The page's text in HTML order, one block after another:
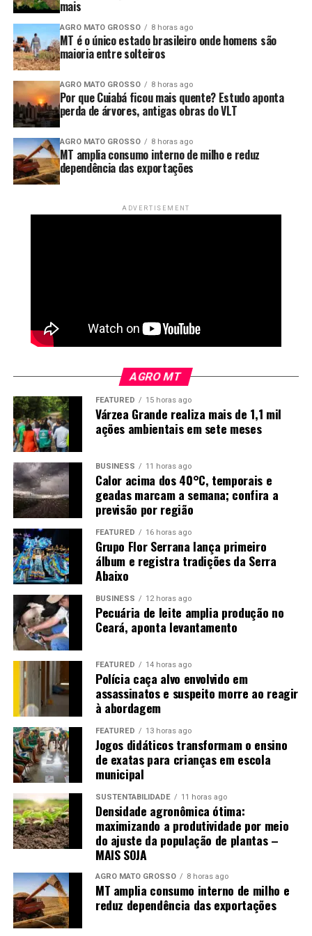
contramão da realidade nacional. A população brasileira
tem mais mulheres do que homens, resultado de uma
mortalidade masculina mais elevada ao longo da vida,
segundo especialistas ouvidos pelo programa.
das áreas verdes da sua
zona urbana,
principalmente em
decorrência de novos
loteamentos e obras de
infraestrutura”, disse.
🌳 Exemplos da perda de vegetação
Implantação do VLT
Cerca de 2,5 mil árvores foram retiradas ao longo do
sobre Trilhos (VLT), em Cuiabá e Várzea Grande. As
obras do modal foram interrompidas e, posteriormente,
substituídas pelo projeto do Ônibus de Trânsito Rápido
(BRT).
Em nota, o Consórcio Integra BRT informou que atua
apenas como executor da obra e afirmou que
informações sobre o cronograma, as medidas de
compensação ambiental e outros detalhes do
empreendimento devem ser prestadas pela Secretaria
de Estado de Infraestrutura e Logística (Sinfra-MT),
responsável pelo contrato.
Já a Secretaria de Estado de Meio Ambiente (Sema-MT)
informou que o licenciamento ambiental autorizou a
retirada de árvores apenas nas áreas necessárias para a
execução das obras. Segundo a pasta, a compensação
ambiental prevê a reposição florestal das espécies
suprimidas, com replantio previsto para ocorrer
durante a implantação do parque linear, entre o 10º e o
20º mês do cronograma da obra.
O Horto Florestal de Cuiabá informou que não há
registros de recebimento de árvores doadas pelo
Consórcio VLT após a retirada da vegetação, em 2014.
eventual replantio das árvores eram de responsabilidade
do consórcio, conforme estabelecido no processo de
licenciamento ambiental.l replantio da vegetação eram
de responsabilidade do consórcio, conforme previsto no
licenciamento ambiental.
Avenida Professora Edna Affi (Avenida das
Torres)
abastecer outros estados e ainda garantir volumes
relevantes para o mercado internacional.
Fonte: MidiaJur
mais
AGRO MATO GROSSO 8 horas ago
MT é o único estado brasileiro onde homens são
maioria entre solteiros
AGRO MATO GROSSO 8 horas ago
Por que Cuiabá ficou mais quente? Estudo aponta
perda de árvores, antigas obras do VLT
AGRO MATO GROSSO 8 horas ago
MT amplia consumo interno de milho e reduz
dependência das exportações
ADVERTISEMENT
AGRO MT
FEATURED 15 horas ago
Várzea Grande realiza mais de 1,1 mil
ações ambientais em sete meses
BUSINESS 11 horas ago
Calor acima dos 40°C, temporais e
geadas marcam a semana; confira a
previsão por região
FEATURED 16 horas ago
Grupo Flor Serrana lança primeiro
álbum e registra tradições da Serra
Abaixo
BUSINESS 12 horas ago
Pecuária de leite amplia produção no
Ceará, aponta levantamento
FEATURED 14 horas ago
Polícia caça alvo envolvido em
assassinatos e suspeito morre ao reagir
à abordagem
FEATURED 13 horas ago
Jogos didáticos transformam o ensino
de exatas para crianças em escola
municipal
SUSTENTABILIDADE 11 horas ago
Densidade agronômica ótima:
maximizando a produtividade por meio
do ajuste da população de plantas –
MAIS SOJA
AGRO MATO GROSSO 8 horas ago
MT amplia consumo interno de milho e
reduz dependência das exportações